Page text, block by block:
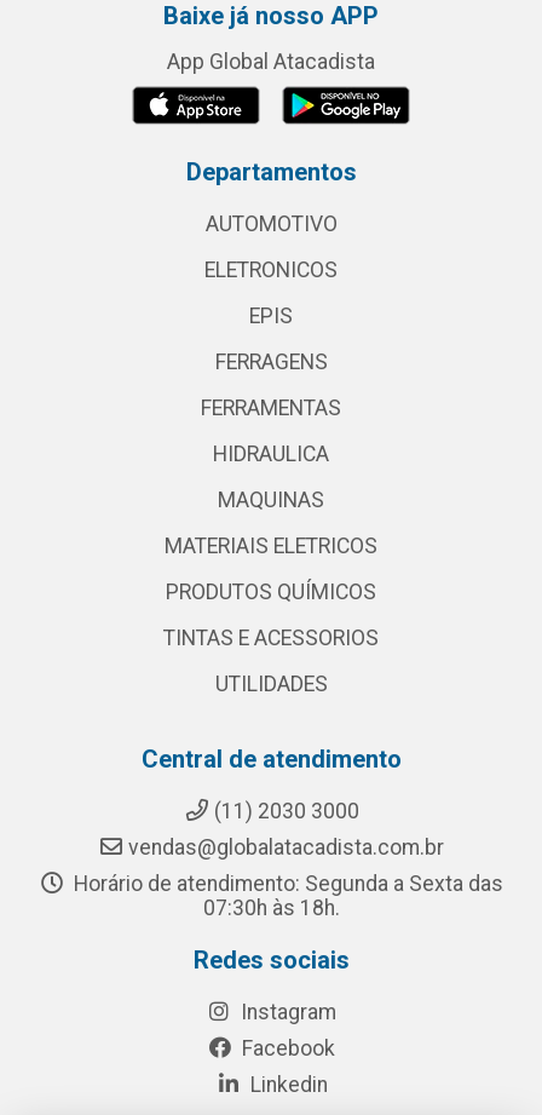
Baixe já nosso APP
App Global Atacadista
Departamentos
AUTOMOTIVO
ELETRONICOS
EPIS
FERRAGENS
FERRAMENTAS
HIDRAULICA
MAQUINAS
MATERIAIS ELETRICOS
PRODUTOS QUÍMICOS
TINTAS E ACESSORIOS
UTILIDADES
Central de atendimento
(11) 2030 3000
vendas@globalatacadista.com.br
Horário de atendimento: Segunda a Sexta das
07:30h às 18h.
Redes sociais
Instagram
Facebook
Linkedin